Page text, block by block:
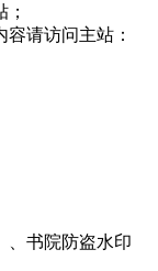
请访问主站：
、书院防盗水印